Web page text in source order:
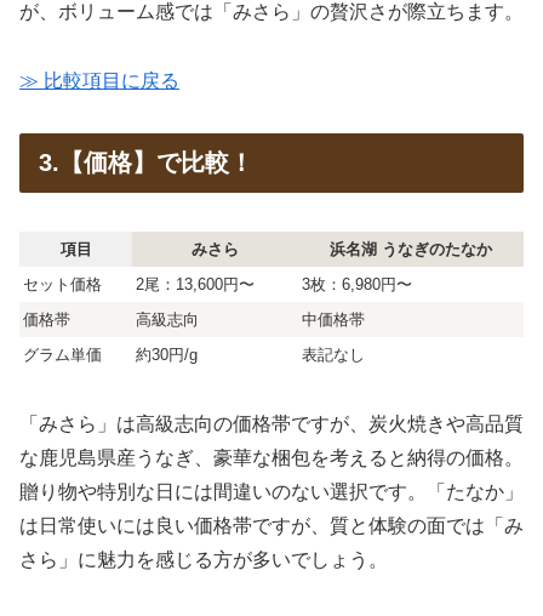
が、ボリューム感では「みさら」の贅沢さが際立ちます。
≫ 比較項目に戻る
3.【価格】で比較！
項目 みさら
浜名湖 うなぎのたなか
セット価格
2尾：13,600円〜
3枚：6,980円〜
価格帯
高級志向
中価格帯
グラム単価
約30円/g 表記なし
「みさら」は高級志向の価格帯ですが、炭火焼きや高品質
な鹿児島県産うなぎ、豪華な梱包を考えると納得の価格。
贈り物や特別な日には間違いのない選択です。「たなか」
は日常使いには良い価格帯ですが、質と体験の面では「み
さら」に魅力を感じる方が多いでしょう。